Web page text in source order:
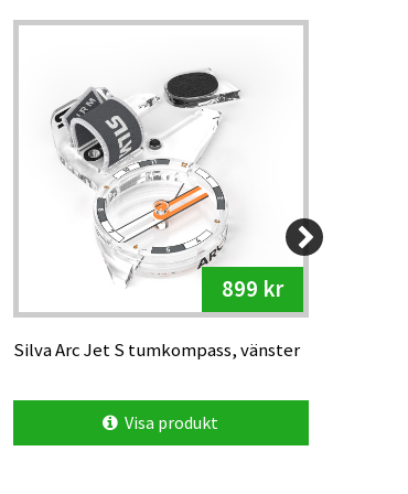
899 kr
Silva Arc Jet S tumkompass, vänster
Visa produkt